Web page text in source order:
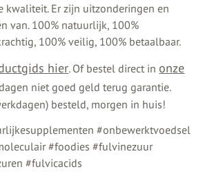
kwaliteit. Er zijn uitzonderingen en
van. 100% natuurlijk, 100%
100% veilig, 100% betaalbaar.
hier. Of bestel direct in onze
niet goed geld terug garantie.
besteld, morgen in huis!
#onbewerktvoedsel
#foodies #fulvinezuur
#fulvicacids